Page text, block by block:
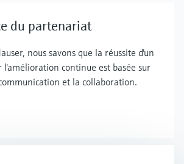
du partenariat
nous savons que la réussite d'un
continue est basée sur
et la collaboration.